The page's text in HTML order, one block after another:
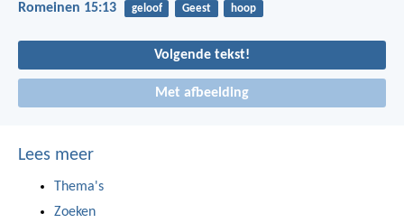
Romeinen 15:13 geloof Geest hoop
Volgende tekst!
Met afbeelding
Lees meer
Thema's
Zoeken